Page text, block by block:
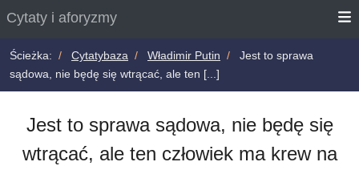
Cytaty i aforyzmy
Ścieżka: Cytatybaza Władimir Putin
Jest to sprawa
sądowa, nie będę się wtrącać, ale ten [...]
Jest to sprawa sądowa, nie będę się
wtrącać, ale ten człowiek ma krew na